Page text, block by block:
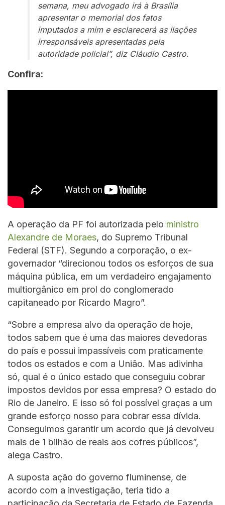
semana, meu advogado irá à Brasília
apresentar o memorial dos fatos
imputados a mim e esclarecerá as ilações
irresponsáveis apresentadas pela
autoridade policial”, diz Cláudio Castro.
Confira:
A operação da PF foi autorizada pelo ministro
Alexandre de Moraes, do Supremo Tribunal
Federal (STF). Segundo a corporação, o ex-
governador “direcionou todos os esforços de sua
máquina pública, em um verdadeiro engajamento
multiorgânico em prol do conglomerado
capitaneado por Ricardo Magro”.
“Sobre a empresa alvo da operação de hoje,
todos sabem que é uma das maiores devedoras
do país e possui impassíveis com praticamente
todos os estados e com a União. Mas adivinha
só, qual é o único estado que conseguiu cobrar
impostos devidos por essa empresa? O estado do
Rio de Janeiro. E isso só foi possível graças a um
grande esforço nosso para cobrar essa dívida.
Conseguimos garantir um acordo que já devolveu
mais de 1 bilhão de reais aos cofres públicos”,
alega Castro.
A suposta ação do governo fluminense, de
acordo com a investigação, teria tido a